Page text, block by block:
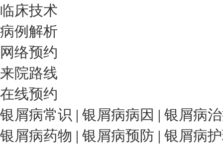
临床技术
病例解析
网络预约
来院路线
在线预约
银屑病常识 | 银屑病病因 | 银屑病
银屑病药物 | 银屑病预防 | 银屑病